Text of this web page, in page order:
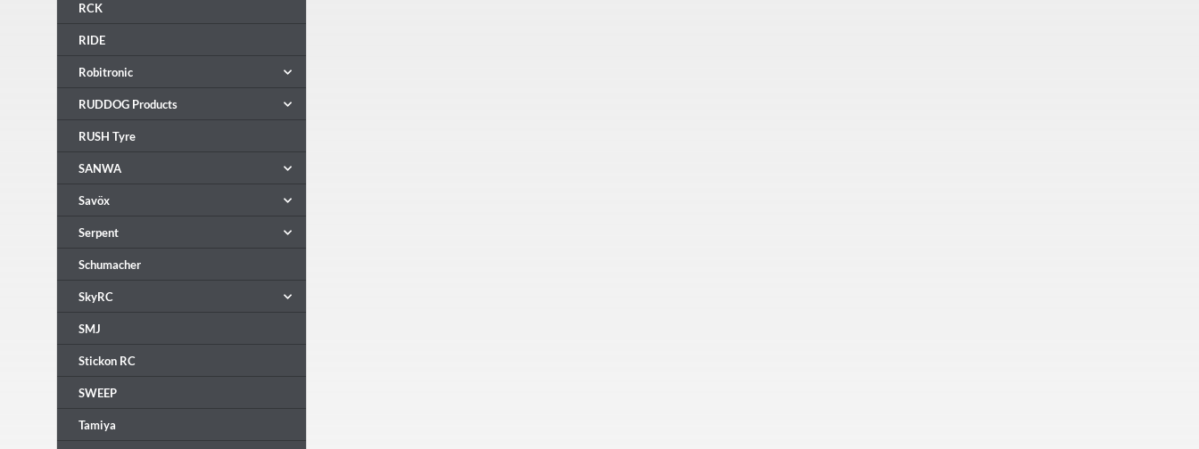
RCK
RIDE
Robitronic
RUDDOG Products
RUSH Tyre
SANWA
Savöx
Serpent
Schumacher
SkyRC
SMJ
Stickon RC
SWEEP
Tamiya